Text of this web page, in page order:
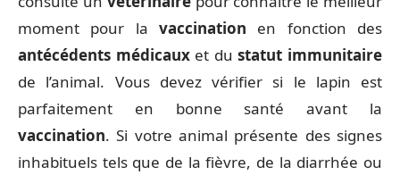
moment pour la vaccination en fonction des
antécédents médicauxet dustatut immunitaire
de l’animal. Vous devez vérifier si le lapin est
parfaitement en bonne santé avant la
vaccination. Si votre animal présente des signes
inhabituels tels que de la fièvre, de la diarrhée ou